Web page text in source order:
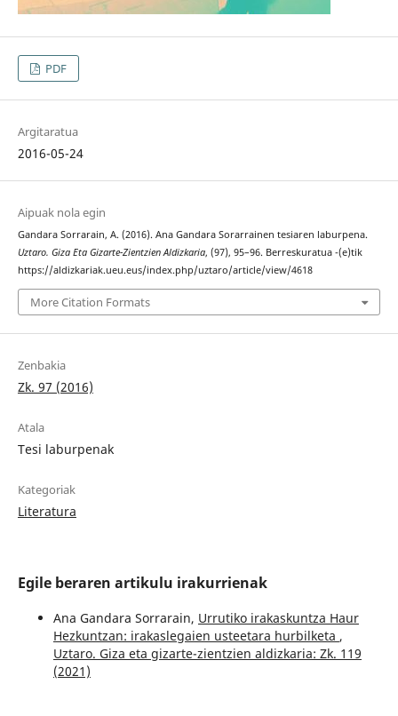
PDF
Argitaratua
2016-05-24
Aipuak nola egin
Gandara Sorrarain, A. (2016). Ana Gandara Sorarrainen tesiaren laburpena.
Uztaro. Giza Eta Gizarte-Zientzien Aldizkaria, (97), 95–96. Berreskuratua -(e)tik
https://aldizkariak.ueu.eus/index.php/uztaro/article/view/4618
More Citation Formats
Zenbakia
Zk. 97 (2016)
Atala
Tesi laburpenak
Kategoriak
Literatura
Egile beraren artikulu irakurrienak
Ana Gandara Sorrarain, Urrutiko irakaskuntza Haur
Hezkuntzan: irakaslegaien usteetara hurbilketa ,
Uztaro. Giza eta gizarte-zientzien aldizkaria: Zk. 119
(2021)